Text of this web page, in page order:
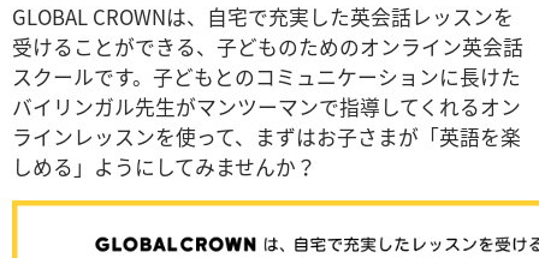
GLOBAL CROWNは、自宅で充実した英会話レッスンを
受けることができる、子どものためのオンライン英会話
スクールです。子どもとのコミュニケーションに長けた
バイリンガル先生がマンツーマンで指導してくれるオン
ラインレッスンを使って、まずはお子さまが「英語を楽
しめる」ようにしてみませんか？